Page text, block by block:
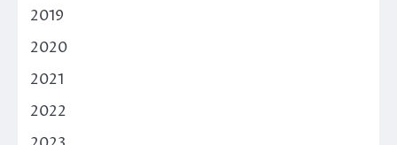
2019
2020
2021
2022